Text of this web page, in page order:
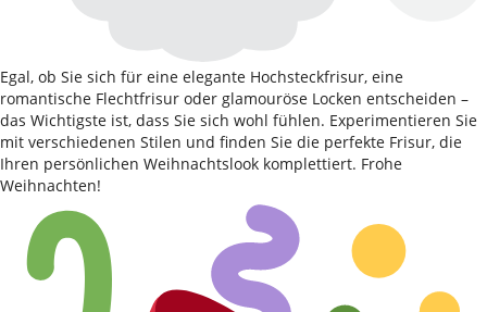
Egal, ob Sie sich für eine elegante Hochsteckfrisur, eine
romantische Flechtfrisur oder glamouröse Locken entscheiden –
das Wichtigste ist, dass Sie sich wohl fühlen. Experimentieren Sie
mit verschiedenen Stilen und finden Sie die perfekte Frisur, die
Ihren persönlichen Weihnachtslook komplettiert. Frohe
Weihnachten!